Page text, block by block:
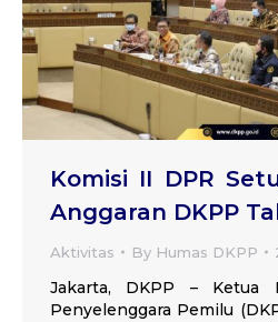
Komisi II DPR
Anggaran DKPP
Aktivitas By Humas DKPP
Jakarta, DKPP – Ketua
Penyelenggara Pemilu